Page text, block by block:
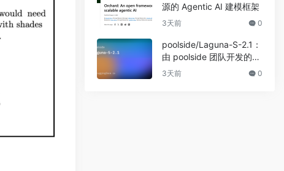
源的 Agentic AI 建模框架
3天前 0
poolside/Laguna-S-2.1：
由 poolside 团队开发的先
进文本生成模型
3天前 0